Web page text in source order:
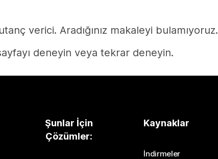
verici. Aradığınız makaleyi bulamıyoruz.
deneyin veya tekrar deneyin.
Yanıta mı ihtiyacınız var?
Şunlar İçin
Çözümler:
Kaynaklar
İndirmeler